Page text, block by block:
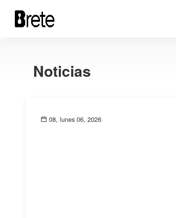
Noticias
08, lunes 06, 2026